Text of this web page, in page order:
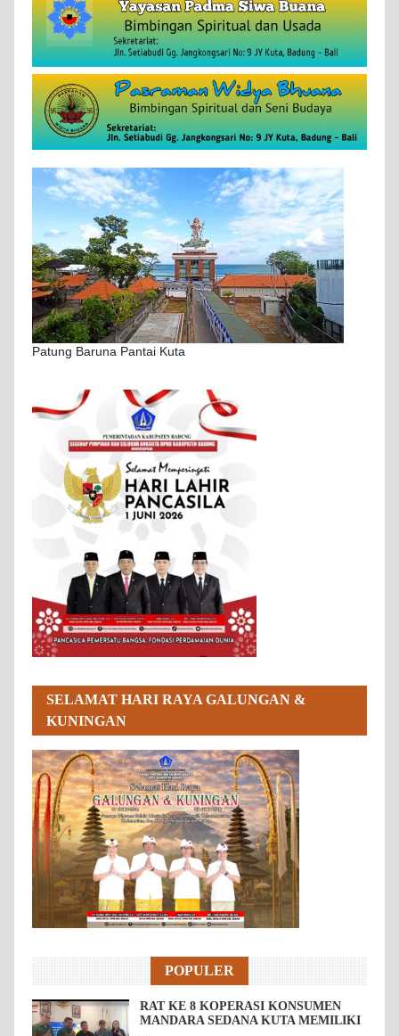
Patung Baruna Pantai Kuta
SELAMAT HARI RAYA GALUNGAN &
KUNINGAN
POPULER
RAT KE 8 KOPERASI KONSUMEN
MANDARA SEDANA KUTA MEMILIKI